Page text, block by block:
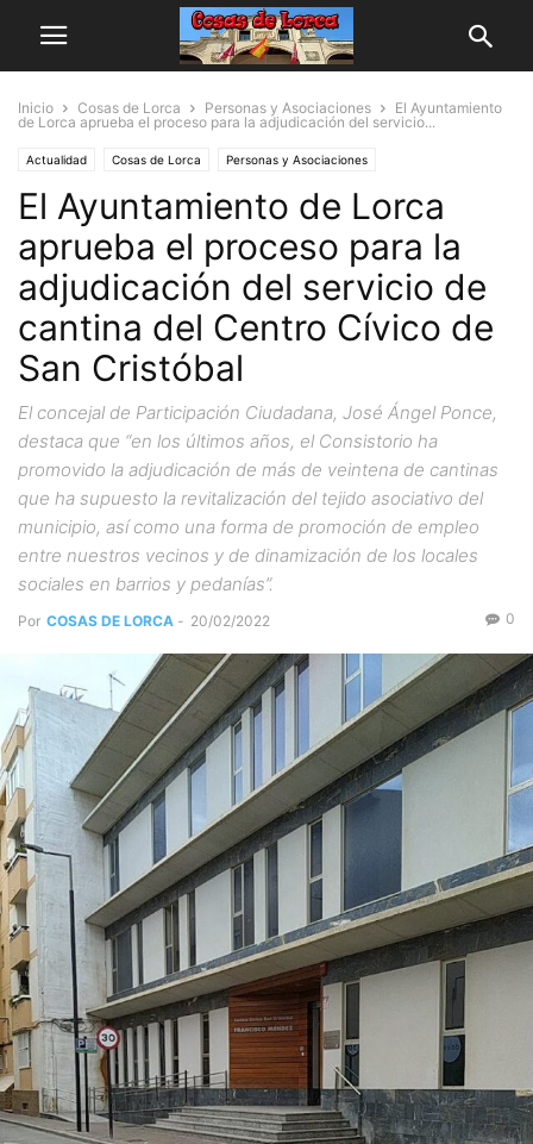
Inicio Cosas de Lorca Personas y Asociaciones
El Ayuntamiento
de Lorca aprueba el proceso para la adjudicación del servicio...
Actualidad Cosas de Lorca Personas y Asociaciones
El Ayuntamiento de Lorca
aprueba el proceso para la
adjudicación del servicio de
cantina del Centro Cívico de
San Cristóbal
El concejal de Participación Ciudadana, José Ángel Ponce,
destaca que “en los últimos años, el Consistorio ha
promovido la adjudicación de más de veintena de cantinas
que ha supuesto la revitalización del tejido asociativo del
municipio, así como una forma de promoción de empleo
entre nuestros vecinos y de dinamización de los locales
sociales en barrios y pedanías”.
Por COSAS DE LORCA - 20/02/2022 0